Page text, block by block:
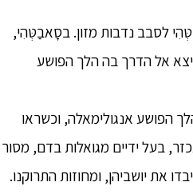
לסבב נדבות מזון. בסָאבַטְּהִי,
אל הדרך בה הלך הפושע
הפושע אנגולימאלה, וכשראו
בעל ידיים מגואלות בדם, מסור
את יושביהן, ומחוזות התרוקנו.